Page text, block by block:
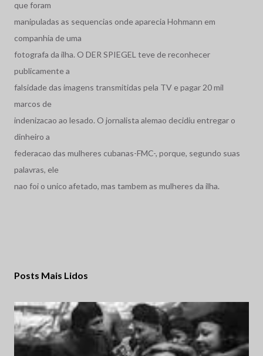
que foram
manipuladas as sequencias onde aparecia Hohmann em
companhia de uma
fotografa da ilha. O DER SPIEGEL teve de reconhecer
publicamente a
falsidade das imagens transmitidas pela TV e pagar 20 mil
marcos de
indenizacao ao lesado. O jornalista alemao decidiu entregar o
dinheiro a
federacao das mulheres cubanas-FMC-, porque, segundo suas
palavras, ele
nao foi o unico afetado, mas tambem as mulheres da ilha.
Posts Mais Lidos